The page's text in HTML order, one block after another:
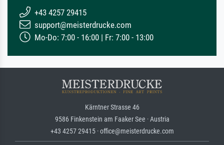
+43 4257 29415
support@meisterdrucke.com
Mo-Do: 7:00 - 16:00 | Fr: 7:00 - 13:00
Kärntner Strasse 46
9586 Finkenstein am Faaker See · Austria
+43 4257 29415 · office@meisterdrucke.com